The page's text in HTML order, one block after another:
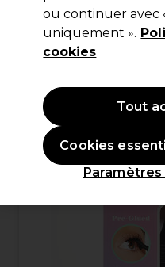
(0)
11,99 €Hors TVA
ou continuer avec
uniquement ».
cookies
Cookies
Tout